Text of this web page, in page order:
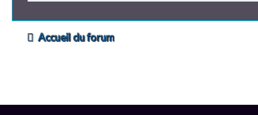
Accueil du forum